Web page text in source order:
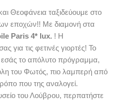
Θεοφάνεια ταξιδεύουμε στο
εποχών!! Με διαμονή στα
Paris 4* lux. ! H
για τις φετινές γιορτές! Το
εσάς το απόλυτο πρόγραμμα,
του Φωτός, πιο λαμπερή από
που της αναλογεί.
του Λούβρου, περπατήστε